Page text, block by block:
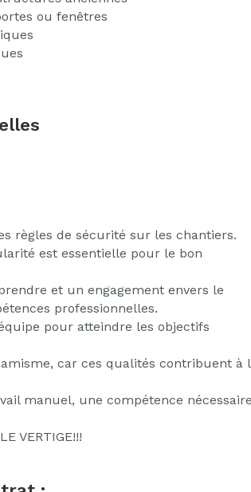
ou fenêtres
règles de sécurité sur les chantiers.
est essentielle pour le bon
et un engagement envers le
professionnelles.
pour atteindre les objectifs
car ces qualités contribuent à
manuel, une compétence nécessaire
VERTIGE!!!